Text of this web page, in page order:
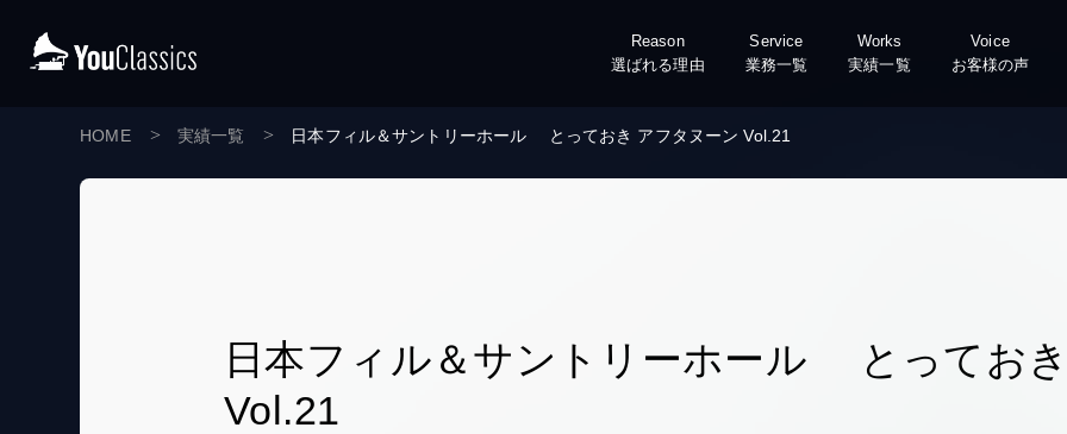
Reason
選ばれる理由
Service
業務一覧
Works
実績一覧
Voice
お客様の声
HOME 実績一覧 日本フィル＆サントリーホール とっておき アフタヌーン Vol.21
日本フィル＆サントリーホール とってお
Vol.21